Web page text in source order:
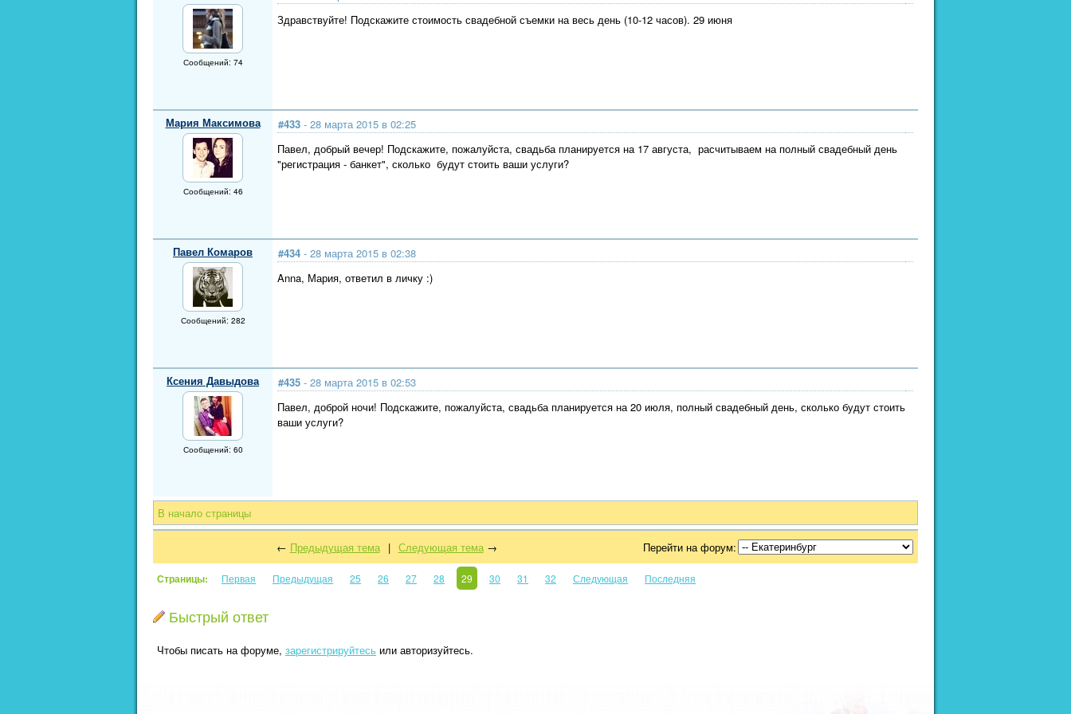
Сообщений: 74
Здравствуйте! Подскажите стоимость свадебной съемки на весь день (10-12 часов). 29 июня
Мария Максимова
Сообщений: 46
#433 - 28 марта 2015 в 02:25
Павел, добрый вечер! Подскажите, пожалуйста, свадьба планируется на 17 августа, расчитываем на полный свадебный день
"регистрация - банкет", сколько будут стоить ваши услуги?
Павел Комаров
Сообщений: 282
#434 - 28 марта 2015 в 02:38
Anna, Мария, ответил в личку :)
Ксения Давыдова
Сообщений: 60
#435 - 28 марта 2015 в 02:53
Павел, доброй ночи! Подскажите, пожалуйста, свадьба планируется на 20 июля, полный свадебный день, сколько будут стоить
ваши услуги?
В начало страницы
← Предыдущая тема | Следующая тема→ Перейти на форум:
Страницы: Первая Предыдущая 25 26 27 28 29 30 31 32 Следующая Последняя
Быстрый ответ
Чтобы писать на форуме, зарегистрируйтесь или авторизуйтесь.